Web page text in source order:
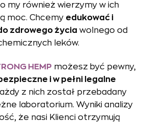
my również wierzymy w ich
moc. Chcemy edukować i
zdrowego życia wolnego od
leków.
HEMP możesz być pewny,
i w pełni legalne
z nich został przebadany
laboratorium. Wyniki analizy
że nasi Klienci otrzymują